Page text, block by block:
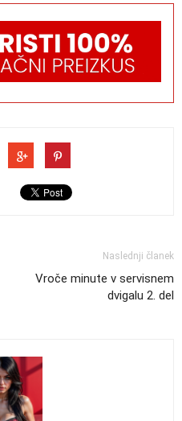
Naslednji članek
Vroče minute v servisnem
dvigalu 2. del